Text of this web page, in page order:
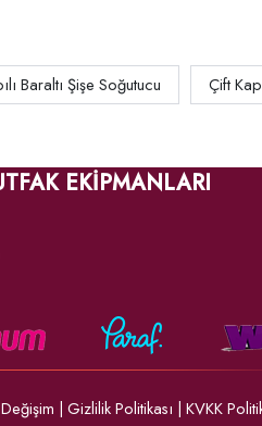
Baraltı Şişe Soğutucu Çift
EKİPMANLARI
| Gizlilik Politikası | KVKK